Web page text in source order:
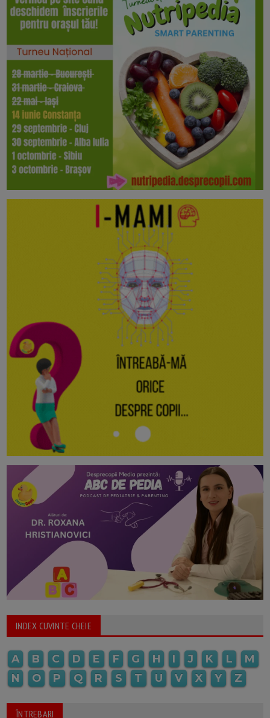
INDEX CUVINTE CHEIE
A B C D E F G H I J K L
M
N
O P Q R S T U V X Y Z
ÎNTREBARI